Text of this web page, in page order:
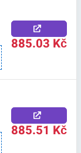
885.03 Kč
885.51 Kč